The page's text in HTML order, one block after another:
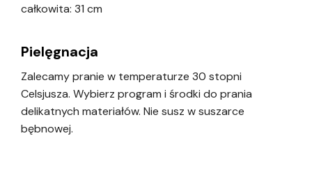
całkowita: 31 cm
Pielęgnacja
Zalecamy pranie w temperaturze 30 stopni
Celsjusza. Wybierz program i środki do prania
delikatnych materiałów. Nie susz w suszarce
bębnowej.